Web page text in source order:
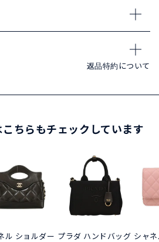
返品特約について
ちらもチェックしています
ル ショルダー プラダ ハンドバッグ シャ